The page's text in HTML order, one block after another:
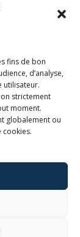
fins de bon
d’analyse,
utilisateur.
strictement
moment.
globalement ou
de
de Loire.